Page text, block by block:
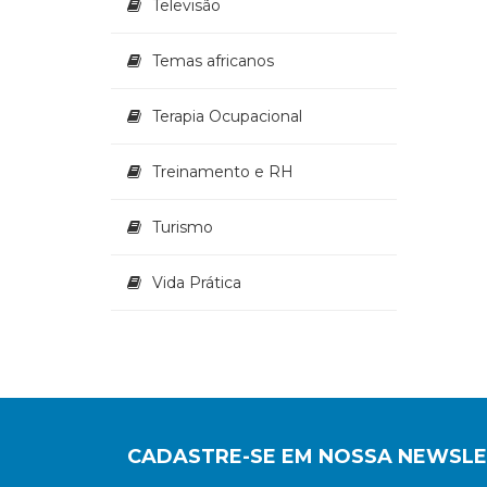
Televisão
Temas africanos
Terapia Ocupacional
Treinamento e RH
Turismo
Vida Prática
CADASTRE-SE EM NOSSA